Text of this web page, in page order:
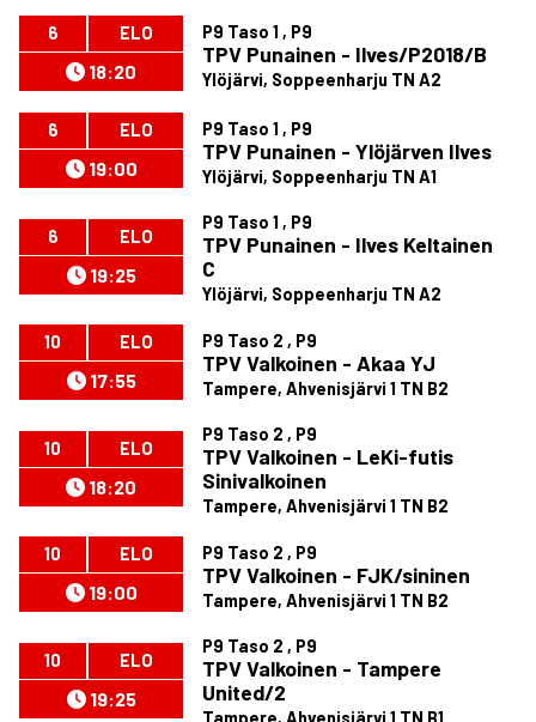
6 ELO
18:20
P9 Taso 1 , P9
TPV Punainen - Ilves/P2018/B
Ylöjärvi, Soppeenharju TN A2
6 ELO
19:00
P9 Taso 1 , P9
TPV Punainen - Ylöjärven Ilves
Ylöjärvi, Soppeenharju TN A1
6 ELO
19:25
P9 Taso 1 , P9
TPV Punainen - Ilves Keltainen
C
Ylöjärvi, Soppeenharju TN A2
10 ELO
17:55
P9 Taso 2 , P9
TPV Valkoinen - Akaa YJ
Tampere, Ahvenisjärvi 1 TN B2
10 ELO
18:20
P9 Taso 2 , P9
TPV Valkoinen - LeKi-futis
Sinivalkoinen
Tampere, Ahvenisjärvi 1 TN B2
10 ELO
19:00
P9 Taso 2 , P9
TPV Valkoinen - FJK/sininen
Tampere, Ahvenisjärvi 1 TN B2
10 ELO
19:25
P9 Taso 2 , P9
TPV Valkoinen - Tampere
United/2